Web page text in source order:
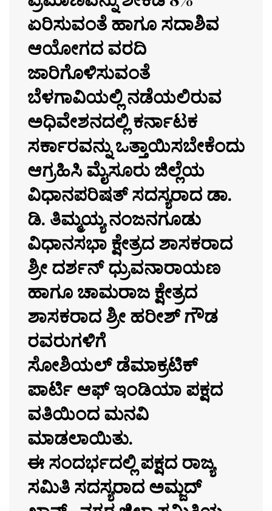
ಏರಿಸುವಂತೆ ಹಾಗೂ ಸದಾಶಿವ
ಆಯೋಗದ ವರದಿ
ಜಾರಿಗೊಳಿಸುವಂತೆ
ಬೆಳಗಾವಿಯಲ್ಲಿ ನಡೆಯಲಿರುವ
ಅಧಿವೇಶನದಲ್ಲಿ ಕರ್ನಾಟಕ
ಸರ್ಕಾರವನ್ನು ಒತ್ತಾಯಿಸಬೇಕೆಂದು
ಆಗ್ರಹಿಸಿ ಮೈಸೂರು ಜಿಲ್ಲೆಯ
ವಿಧಾನಪರಿಷತ್ ಸದಸ್ಯರಾದ ಡಾ.
ಡಿ. ತಿಮ್ಮಯ್ಯ ನಂಜನಗೂಡು
ವಿಧಾನಸಭಾ ಕ್ಷೇತ್ರದ ಶಾಸಕರಾದ
ಶ್ರೀ ದರ್ಶನ್ ಧ್ರುವನಾರಾಯಣ
ಹಾಗೂ ಚಾಮರಾಜ ಕ್ಷೇತ್ರದ
ಶಾಸಕರಾದ ಶ್ರೀ ಹರೀಶ್ ಗೌಡ
ರವರುಗಳಿಗೆ
ಸೋಶಿಯಲ್ ಡೆಮಾಕ್ರಟಿಕ್
ಪಾರ್ಟಿ ಆಫ್ ಇಂಡಿಯಾ ಪಕ್ಷದ
ವತಿಯಿಂದ ಮನವಿ
ಮಾಡಲಾಯಿತು.
ಈ ಸಂದರ್ಭದಲ್ಲಿ ಪಕ್ಷದ ರಾಜ್ಯ
ಸಮಿತಿ ಸದಸ್ಯರಾದ ಅಮ್ಜದ್